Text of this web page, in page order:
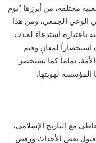
مختلفة، من أبرزها “يوم
الوعي الجمعي، ومن هذا
باعتباره استدعاءً لحدث
استحضاراً لمعانٍ وقيم
تماماً كما تستحضر
المؤسسة لهويتها.
مع التاريخ الإسلامي،
قبول بعض الأحداث ورفض